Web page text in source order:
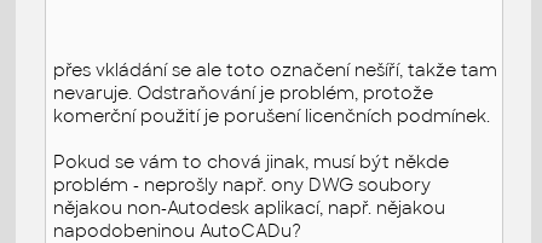
přes vkládání se ale toto označení nešíří, takže tam
nevaruje. Odstraňování je problém, protože
komerční použití je porušení licenčních podmínek.
Pokud se vám to chová jinak, musí být někde
problém - neprošly např. ony DWG soubory
nějakou non-Autodesk aplikací, např. nějakou
napodobeninou AutoCADu?